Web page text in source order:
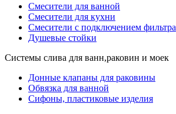
Смесители для ванной
Смесители для кухни
Смесители с подключением фильтра
Душевые стойки
Системы слива для ванн,раковин и моек
Донные клапаны для раковины
Обвязка для ванной
Сифоны, пластиковые изделия